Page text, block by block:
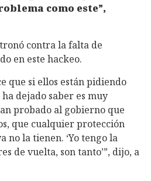
como este”,
contra la falta de
en este hackeo.
que si ellos están pidiendo
dejado saber es muy
probado al gobierno que
que cualquier protección
no la tienen. ‘Yo tengo la
de vuelta, son tanto’”, dijo, a